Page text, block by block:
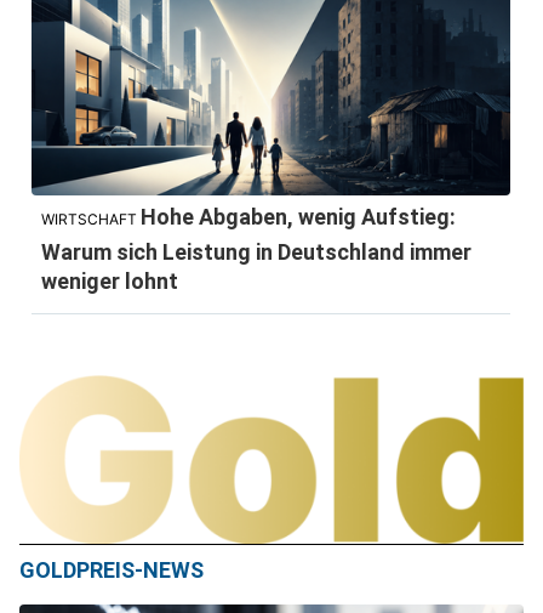
WIRTSCHAFT Hohe Abgaben, wenig Aufstieg:
Warum sich Leistung in Deutschland immer
weniger lohnt
GOLDPREIS-NEWS